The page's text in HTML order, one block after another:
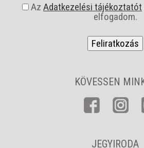
Az Adatkezelési tájékoztatót
elfogadom.
KÖVESSEN
JEGYIRODA